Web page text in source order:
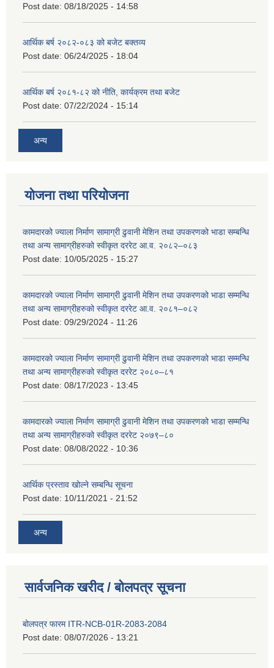
Post date: 08/18/2025 - 14:58
आर्थिक बर्ष २०८२-०८३ को बजेट बक्तव्य
Post date: 06/24/2025 - 18:04
आर्थिक बर्ष २०८१-८२ को नीति, कार्यक्रम तथा बजेट
Post date: 07/22/2024 - 15:14
अन्य
योजना तथा परियोजना
कामदारको ज्याला निर्माण सामाग्री ढुवानी मेशिन तथा उपकरणको भाडा सम्बन्धि
तथा अन्य सामाग्रीहरुको स्वीकृत दररेट आ.व. २०८२–०८३
Post date: 10/05/2025 - 15:27
कामदारको ज्याला निर्माण सामाग्री ढुवानी मेशिन तथा उपकरणको भाडा सम्मन्धि
तथा अन्य सामाग्रीहरुको स्वीकृत दररेट आ.व. २०८१–०८२
Post date: 09/29/2024 - 11:26
कामदारको ज्याला निर्माण सामाग्री ढुवानी मेशिन तथा उपकरणको भाडा सम्मन्धि
तथा अन्य सामाग्रीहरुको स्वीकृत दररेट २०८०–८१
Post date: 08/17/2023 - 13:45
कामदारको ज्याला निर्माण सामाग्री ढुवानी मेशिन तथा उपकरणको भाडा सम्मन्धि
तथा अन्य सामाग्रीहरुको स्वीकृत दररेट २०७९–८०
Post date: 08/08/2022 - 10:36
आर्थिक प्रस्ताव खोल्ने सम्बन्धि सूचना
Post date: 10/11/2021 - 21:52
अन्य
सार्वजनिक खरीद / बोलपत्र सूचना
बोलपत्र फारम ITR-NCB-01R-2083-2084
Post date: 08/07/2026 - 13:21